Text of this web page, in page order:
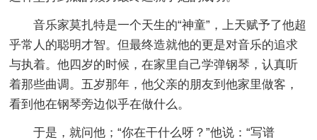
音乐家莫扎特是一个天生的“神童”，上天赋予了他超
乎常人的聪明才智。但最终造就他的更是对音乐的追求
与执着。他四岁的时候，在家里自己学弹钢琴，认真听
着那些曲调。五岁那年，他父亲的朋友到他家里做客，
看到他在钢琴旁边似乎在做什么。
于是，就问他；“你在干什么呀？”他说：“写谱